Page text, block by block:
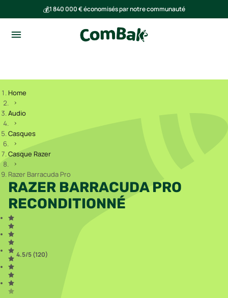
💰1 840 000 € économisés par notre communauté
Home
Audio
Casques
Casque Razer
Razer Barracuda Pro
RAZER BARRACUDA PRO
RECONDITIONNÉ
4.5/5 (120)